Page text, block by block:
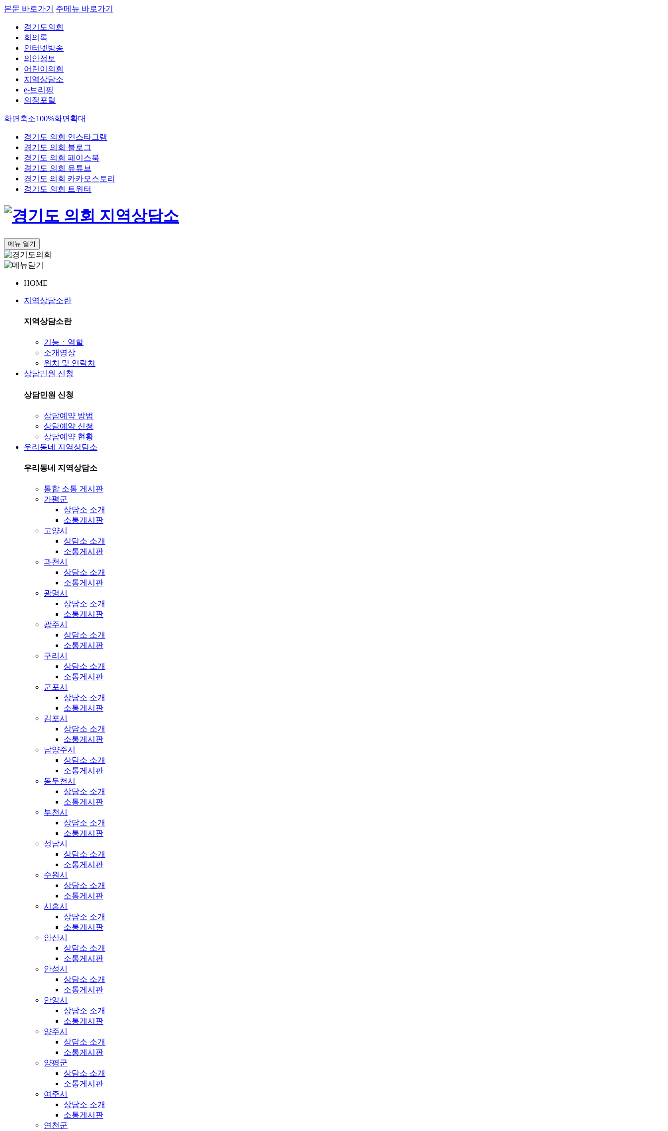
본문 바로가기 주메뉴 바로가기
경기도의회
회의록
인터넷방송
의안정보
어린이의회
지역상담소
e-브리핑
의정포털
화면축소100%화면확대
경기도 의회 인스타그램
경기도 의회 블로그
경기도 의회 페이스북
경기도 의회 유튜브
경기도 의회 카카오스토리
경기도 의회 트위터
메뉴 열기
HOME
지역상담소란
지역상담소란
기능ㆍ역할
소개영상
위치 및 연락처
상담민원 신청
상담민원 신청
상담예약 방법
상담예약 신청
상담예약 현황
우리동네 지역상담소
우리동네 지역상담소
통합 소통 게시판
가평군
상담소 소개
소통게시판
고양시
상담소 소개
소통게시판
과천시
상담소 소개
소통게시판
광명시
상담소 소개
소통게시판
광주시
상담소 소개
소통게시판
구리시
상담소 소개
소통게시판
군포시
상담소 소개
소통게시판
김포시
상담소 소개
소통게시판
남양주시
상담소 소개
소통게시판
동두천시
상담소 소개
소통게시판
부천시
상담소 소개
소통게시판
성남시
상담소 소개
소통게시판
수원시
상담소 소개
소통게시판
시흥시
상담소 소개
소통게시판
안산시
상담소 소개
소통게시판
안성시
상담소 소개
소통게시판
안양시
상담소 소개
소통게시판
양주시
상담소 소개
소통게시판
양평군
상담소 소개
소통게시판
여주시
상담소 소개
소통게시판
연천군